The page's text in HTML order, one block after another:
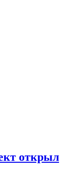
открыл